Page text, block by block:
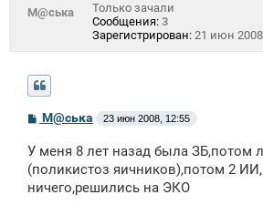
М@ська
Только зачали
Сообщения: 3
Зарегистрирован: 21 июн
С
б
щ
н
М@ська 23 июн 2008, 12:55
У меня 8 лет назад была ЗБ,потом
(поликистоз яичников),потом 2
ничего,решились на ЭКО